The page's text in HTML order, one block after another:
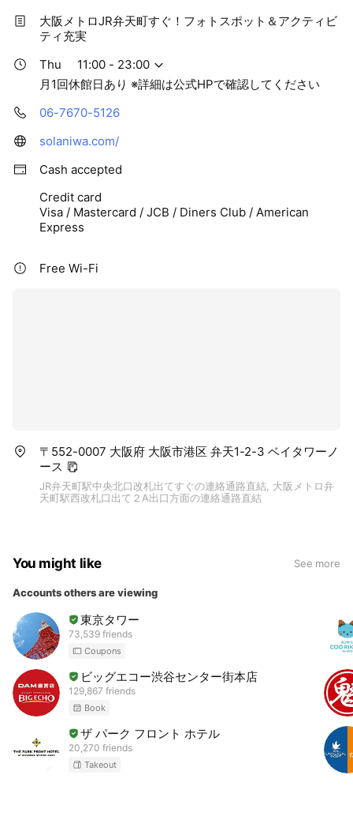
大阪メトロJR弁天町すぐ！フォトスポット＆アクティビ
ティ充実
Thu
11:00 - 23:00
月1回休館日あり ※詳細は公式HPで確認してください
06-7670-5126
solaniwa.com/
Cash accepted
Credit card
Visa / Mastercard / JCB / Diners Club / American
Express
Free Wi-Fi
〒552-0007 大阪府 大阪市港区 弁天1-2-3 ベイタワーノ
ース
JR弁天町駅中央北口改札出てすぐの連絡通路直結, 大阪メトロ弁
天町駅西改札口出て２A出口方面の連絡通路直結
You might like See more
Accounts others are viewing
東京タワー
73,539 friends
Coupons
ビッグエコー渋谷センター街本店
129,867 friends
Book
ザ パーク フロント ホテル
20,270 friends
Takeout